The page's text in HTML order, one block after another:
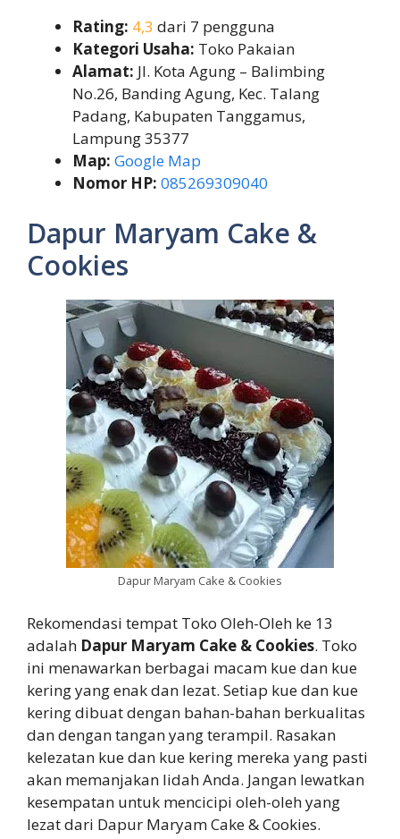
Rating: 4,3 dari 7 pengguna
Kategori Usaha: Toko Pakaian
Alamat: Jl. Kota Agung – Balimbing
No.26, Banding Agung, Kec. Talang
Padang, Kabupaten Tanggamus,
Lampung 35377
Map: Google Map
Nomor HP: 085269309040
Dapur Maryam Cake &
Cookies
Dapur Maryam Cake & Cookies
Rekomendasi tempat Toko Oleh-Oleh ke 13
adalah Dapur Maryam Cake & Cookies. Toko
ini menawarkan berbagai macam kue dan kue
kering yang enak dan lezat. Setiap kue dan kue
kering dibuat dengan bahan-bahan berkualitas
dan dengan tangan yang terampil. Rasakan
kelezatan kue dan kue kering mereka yang pasti
akan memanjakan lidah Anda. Jangan lewatkan
kesempatan untuk mencicipi oleh-oleh yang
lezat dari Dapur Maryam Cake & Cookies.